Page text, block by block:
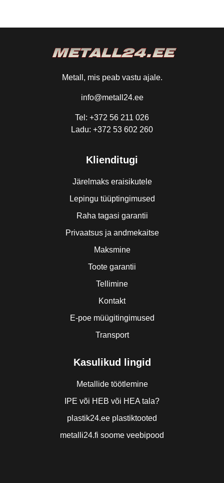
Metall, mis peab vastu ajale.
info@metall24.ee
Tel: +372 56 211 026
Ladu: +372 53 602 260
Klienditugi
Järelmaks eraisikutele
Lepingu tüüptingimused
Raha tagasi garantii
Privaatsus ja andmekaitse
Maksmine
Toote garantii
Tellimine
Kontakt
E-poe müügitingimused
Transport
Kasulikud lingid
Metallide töötlemine
IPE või HEB või HEA tala?
plastik24.ee plastiktooted
metalli24.fi soome veebipood